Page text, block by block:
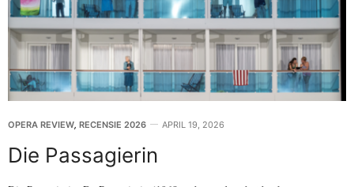
OPERA REVIEW RECENSIE 2026 APRIL 19, 2026
Die Passagierin